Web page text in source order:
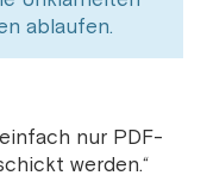
ablaufen.
nur PDF-
werden.“